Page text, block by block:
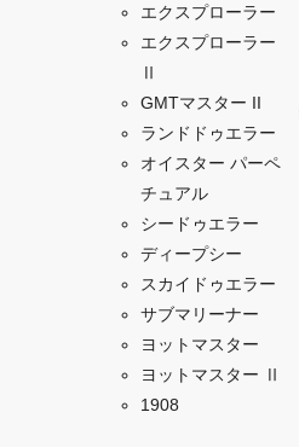
エクスプローラー
エクスプローラー
Ⅱ
GMTマスター II
ランドドゥエラー
オイスター パーペ
チュアル
シードゥエラー
ディープシー
スカイドゥエラー
サブマリーナー
ヨットマスター
ヨットマスター Ⅱ
1908